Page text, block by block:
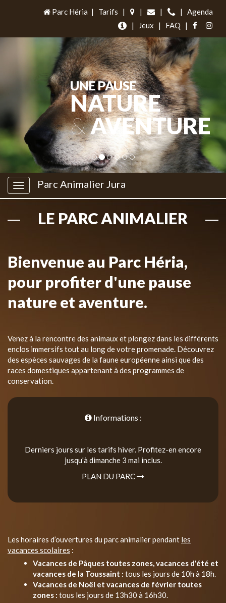
Parc Héria | Tarifs | | | |
Agenda
|
Jeux | FAQ |
UNE PAUSE
NATURE
&AVENTURE
Parc Animalier Jura
LE PARC ANIMALIER
Bienvenue au Parc Héria,
pour profiter d'une pause
nature et aventure.
Venez à la rencontre des animaux et plongez dans les différents
enclos immersifs tout au long de votre promenade. Découvrez
des espèces sauvages de la faune européenne ainsi que des
races domestiques appartenant à des programmes de
conservation.
Informations :
Derniers jours sur les tarifs hiver. Profitez-en encore
jusqu'à dimanche 3 mai inclus.
PLAN DU PARC
Les horaires d’ouvertures du parc animalier pendant les
vacances scolaires :
Vacances de Pâques toutes zones, vacances d'été et
vacances de la Toussaint : tous les jours de 10h à 18h.
Vacances de Noël et vacances de février toutes
zones : tous les jours de 13h30 à 16h30.